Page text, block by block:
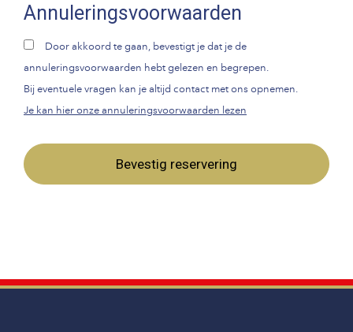
Annuleringsvoorwaarden
Door akkoord te gaan, bevestigt je dat je de
annuleringsvoorwaarden hebt gelezen en begrepen.
Bij eventuele vragen kan je altijd contact met ons opnemen.
Je kan hier onze annuleringsvoorwaarden lezen
Bevestig reservering